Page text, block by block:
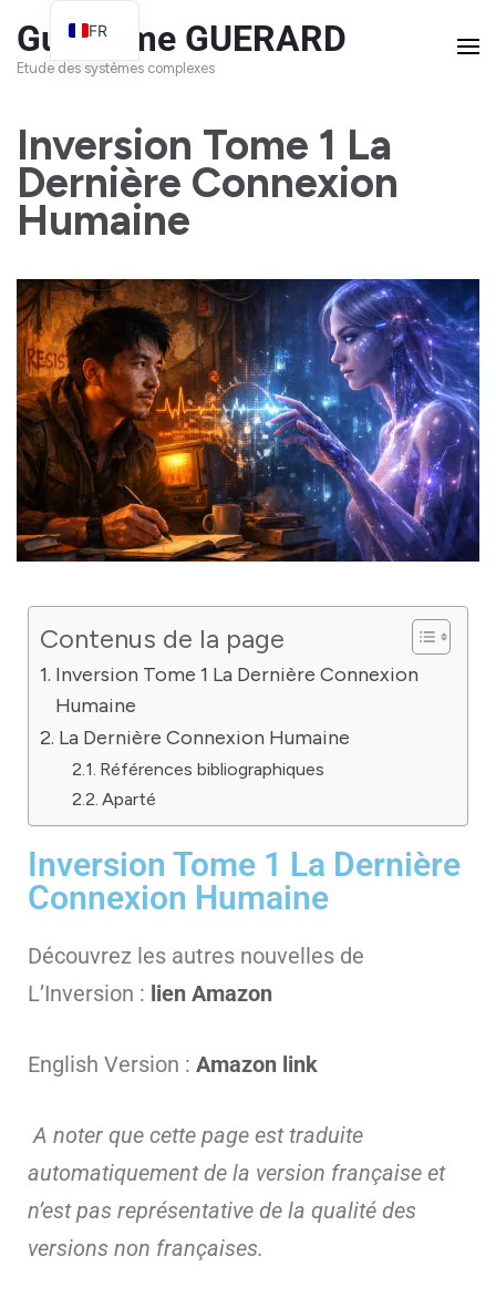
Guillaume GUERARD
Etude des systèmes complexes
Inversion Tome 1 La
Dernière Connexion
Humaine
Contenus de la page
Inversion Tome 1 La Dernière Connexion
Humaine
La Dernière Connexion Humaine
Références bibliographiques
Aparté
Inversion Tome 1 La Dernière
Connexion Humaine
Découvrez les autres nouvelles de
L’Inversion : lien Amazon
English Version : Amazon link
A noter que cette page est traduite
automatiquement de la version française et
n’est pas représentative de la qualité des
versions non françaises.
FR
EN